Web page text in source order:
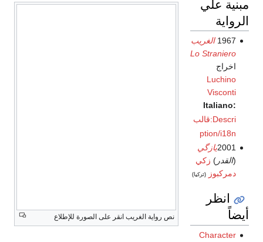
نص رواية الغريب انقر على الصورة للإطلاع
مبنية علي
الرواية
1967 الغريب
Lo Straniero
اخراج
Luchino
Visconti
Italiano:
قالب:Descri
ption/i18n
2001يازگي
(القدر) زكي
دمركبوز
(تركيا)
انظر
أيضاً
Character